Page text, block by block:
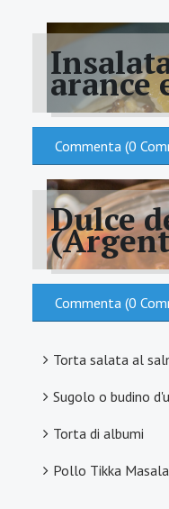
arance
Commenta (0
Dulce
Commenta (0
Torta salata al
Sugolo o budino
Torta di albumi
Pollo Tikka Masala